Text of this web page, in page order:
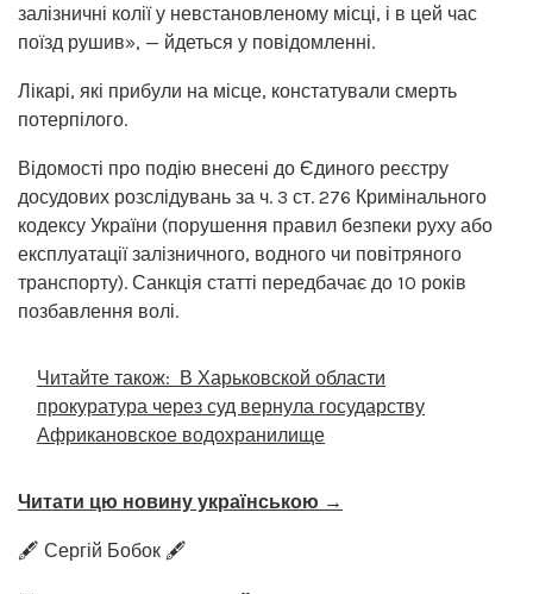
залізничні колії у невстановленому місці, і в цей час
поїзд рушив», — йдеться у повідомленні.
Лікарі, які прибули на місце, констатували смерть
потерпілого.
Відомості про подію внесені до Єдиного реєстру
досудових розслідувань за ч. 3 ст. 276 Кримінального
кодексу України (порушення правил безпеки руху або
експлуатації залізничного, водного чи повітряного
транспорту). Санкція статті передбачає до 10 років
позбавлення волі.
Читайте також: В Харьковской области
прокуратура через суд вернула государству
Африкановское водохранилище
Читати цю новину українською →
🖋️ Сергій Бобок 🖋️